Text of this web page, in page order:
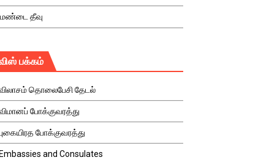
மண்டை தீவு
பக்கம்
தொலைபேசி தேடல்
போக்குவரத்து
போக்குவரத்து
Embassies and Consulates